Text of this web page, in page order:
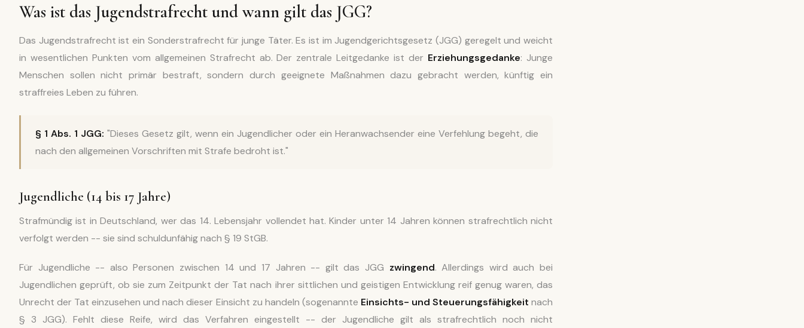
Was ist das Jugendstrafrecht und wann gilt das JGG?
Das Jugendstrafrecht ist ein Sonderstrafrecht für junge Täter. Es ist im Jugendgerichtsgesetz (JGG) geregelt und weicht
in wesentlichen Punkten vom allgemeinen Strafrecht ab. Der zentrale Leitgedanke ist der Erziehungsgedanke: Junge
Menschen sollen nicht primär bestraft, sondern durch geeignete Maßnahmen dazu gebracht werden, künftig ein
straffreies Leben zu führen.
§ 1 Abs. 1 JGG: "Dieses Gesetz gilt, wenn ein Jugendlicher oder ein Heranwachsender eine Verfehlung begeht, die
nach den allgemeinen Vorschriften mit Strafe bedroht ist."
Jugendliche (14 bis 17 Jahre)
Strafmündig ist in Deutschland, wer das 14. Lebensjahr vollendet hat. Kinder unter 14 Jahren können strafrechtlich nicht
verfolgt werden -- sie sind schuldunfähig nach § 19 StGB.
Für Jugendliche -- also Personen zwischen 14 und 17 Jahren -- gilt das JGG zwingend. Allerdings wird auch bei
Jugendlichen geprüft, ob sie zum Zeitpunkt der Tat nach ihrer sittlichen und geistigen Entwicklung reif genug waren, das
Unrecht der Tat einzusehen und nach dieser Einsicht zu handeln (sogenannte Einsichts- und Steuerungsfähigkeit nach
§ 3 JGG). Fehlt diese Reife, wird das Verfahren eingestellt -- der Jugendliche gilt als strafrechtlich noch nicht